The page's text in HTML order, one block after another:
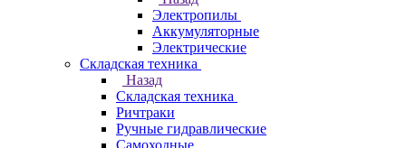
Электропилы
Аккумуляторные
Электрические
Складская техника
Назад
Складская техника
Ричтраки
Ручные гидравлические
Самоходные